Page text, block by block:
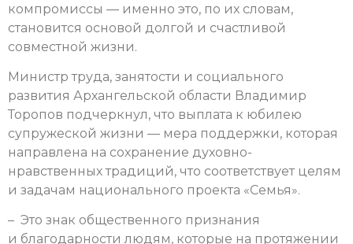
компромиссы — именно это, по их словам,
становится основой долгой и счастливой
совместной жизни.
Министр труда, занятости и социального
развития Архангельской области Владимир
Торопов подчеркнул, что выплата к юбилею
супружеской жизни — мера поддержки, которая
направлена на сохранение духовно-
нравственных традиций, что соответствует целям
и задачам национального проекта «Семья».
– Это знак общественного признания
и благодарности людям, которые на протяжении